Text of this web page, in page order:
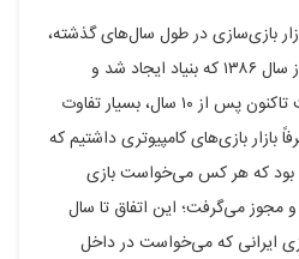
بازی‌سازی در طول سال‌های گذشته،
بیان کرد: بازی‌سازی در کشور از سال ۱۳۸۶ که بنیاد ایجاد شد و
بازی‌سازی در کشور شکل گرفت تاکنون پس از ۱۰ سال، بسیار تفاوت
است. ما در سال ۱۳۸۷ صرفاً بازار بازی‌های کامپیوتری داشتیم که
بود که هر کس می‌خواست بازی
و مجوز می‌گرفت؛ این اتفاق تا سال
ایرانی که می‌خواست در داخل